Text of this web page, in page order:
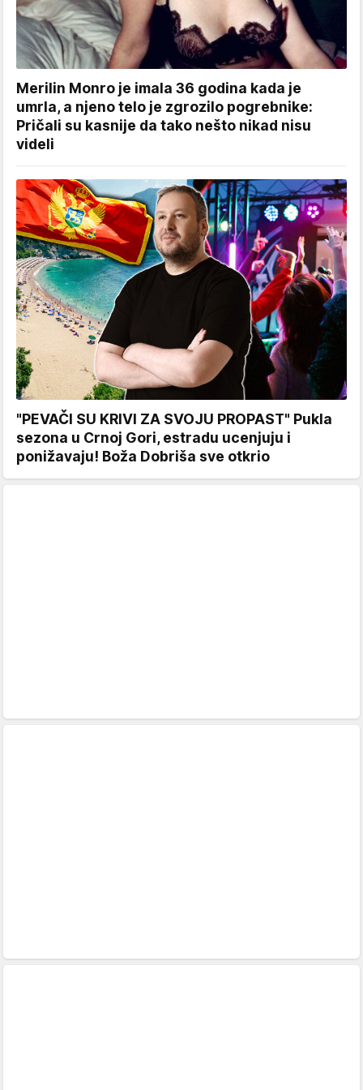
Merilin Monro je imala 36 godina kada je
umrla, a njeno telo je zgrozilo pogrebnike:
Pričali su kasnije da tako nešto nikad nisu
videli
"PEVAČI SU KRIVI ZA SVOJU PROPAST" Pukla
sezona u Crnoj Gori, estradu ucenjuju i
ponižavaju! Boža Dobriša sve otkrio